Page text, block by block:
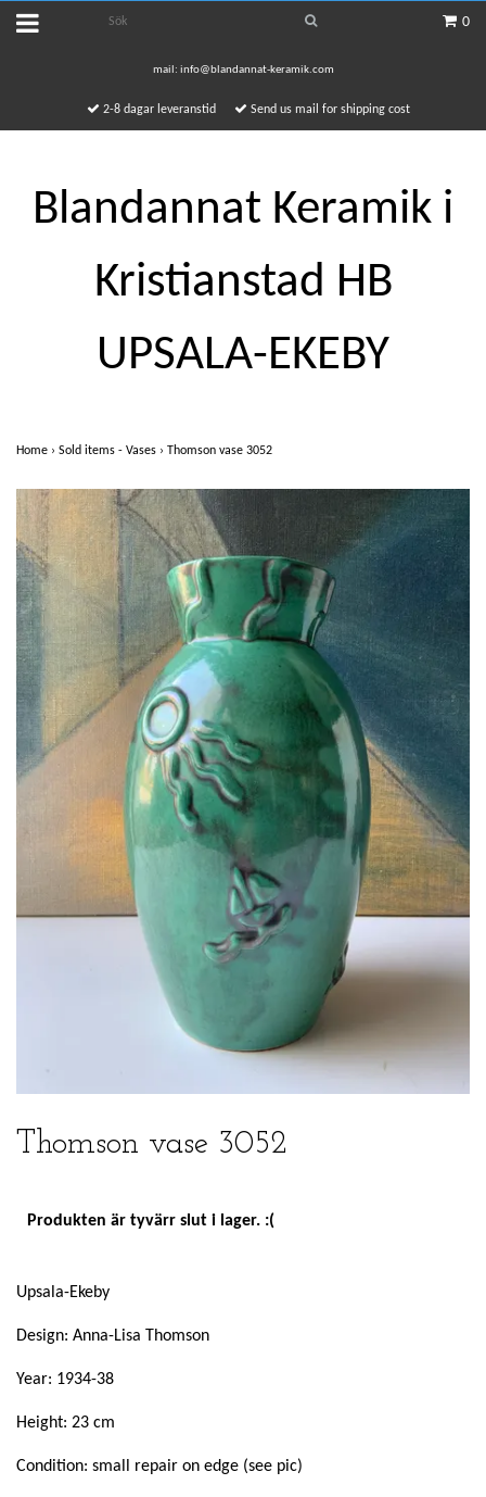
0
mail: info@blandannat-keramik.com
2-8 dagar leveranstid Send us mail for shipping cost
Blandannat Keramik i
Kristianstad HB
UPSALA-EKEBY
Home › Sold items - Vases › Thomson vase 3052
Thomson vase 3052
Produkten är tyvärr slut i lager. :(
Upsala-Ekeby
Design: Anna-Lisa Thomson
Year: 1934-38
Height: 23 cm
Condition: small repair on edge (see pic)